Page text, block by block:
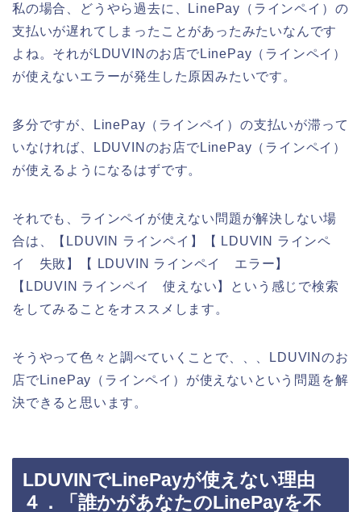
私の場合、どうやら過去に、LinePay（ラインペイ）の
支払いが遅れてしまったことがあったみたいなんです
よね。それがLDUVINのお店でLinePay（ラインペイ）
が使えないエラーが発生した原因みたいです。
多分ですが、LinePay（ラインペイ）の支払いが滞って
いなければ、LDUVINのお店でLinePay（ラインペイ）
が使えるようになるはずです。
それでも、ラインペイが使えない問題が解決しない場
合は、【LDUVIN ラインペイ】【 LDUVIN ラインペ
イ 失敗】【 LDUVIN ラインペイ エラー】
【LDUVIN ラインペイ 使えない】という感じで検索
をしてみることをオススメします。
そうやって色々と調べていくことで、、、LDUVINのお
店でLinePay（ラインペイ）が使えないという問題を解
決できると思います。
LDUVINでLinePayが使えない理由
４．「誰かがあなたのLinePayを不